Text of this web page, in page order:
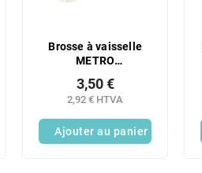
Brosse à vaisselle
METRO
blanche 1 pièce
2,92 € HTVA
3,50 €
Ajouter au panier